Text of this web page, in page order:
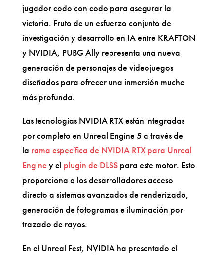
jugador codo con codo para asegurar la
victoria. Fruto de un esfuerzo conjunto de
investigación y desarrollo en IA entre KRAFTON
y NVIDIA, PUBG Ally representa una nueva
generación de personajes de videojuegos
diseñados para ofrecer una inmersión mucho
más profunda.
Las tecnologías NVIDIA RTX están integradas
por completo en Unreal Engine 5 a través de
la rama específica de NVIDIA RTX para Unreal
Engine y el plugin de DLSSpara este motor. Esto
proporciona a los desarrolladores acceso
directo a sistemas avanzados de renderizado,
generación de fotogramas e iluminación por
trazado de rayos.
En el Unreal Fest, NVIDIA ha presentado el